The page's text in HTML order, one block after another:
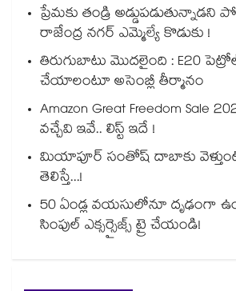
ప్రేమకు తండ్రి అడ్డుపడుతున్నాడని
రాజేంద్ర నగర్ ఎమ్మెల్యే కొడుకు !
తిరుగుబాటు మొదలైంది : E20
చేయాలంటూ అసెంబ్లీ తీర్మానం
Amazon Great Freedom Sale
వచ్చేవి ఇవే.. లిస్ట్ ఇదే !
మియాపూర్ సంతోష్ దాబాకు
తెలిస్తే...!
50 ఏండ్ల వయసులోనూ దృఢంగా
సింపుల్ ఎక్సర్సైజ్స్ ట్రై చేయండి!